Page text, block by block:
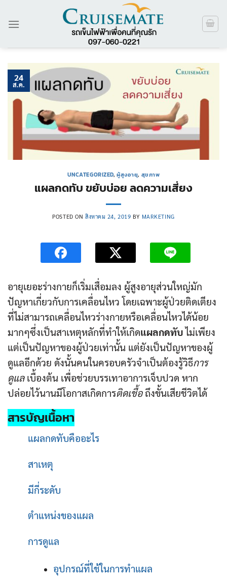
24
ส.ค.
UNCATEGORIZED,ผู้สูงอายุ, สุขภาพ
แผลกดทับ ขยับบ่อย ลดความเสี่ยง
POSTED ON สิงหาคม 24, 2019 BY MARKETING
อายุเยอะร่างกายก็เริ่มเสื่อมลง ผู้สูงอายุส่วนใหญ่มัก
ปัญหาเกี่ยวกับการเคลื่อนไหว โดยเฉพาะผู้ป่วยติดเตียง
ที่ไม่สามารถเคลื่อนไหวร่างกายหรือเคลื่อนไหวได้น้อย
มากๆซึ่งเป็นสาเหตุหลักที่ทำให้เกิดแผลกดทับไม่เพียง
แต่เป็นปัญหาของผู้ป่วยเท่านั้น แต่ยังเป็นปัญหาของผู้
ดูแลอีกด้วย ดังนั้นคนในครอบครัวจำเป็นต้องรู้วิธีการ
ดูแล เบื้องต้น เพื่อช่วยบรรเทาอาการเจ็บปวด หาก
ปล่อยไว้นานมีโอกาสเกิดการติดเชื้อ ถึงขั้นเสียชีวิตได้
สารบัญเนื้อหา
แผลกดทับคืออะไร
สาเหตุ
มีกี่ระดับ
ตำแหน่งของแผล
การดูแล
อุปกรณ์ที่ใช้ในการทำแผล